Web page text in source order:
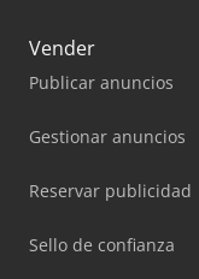
Vender
Publicar anuncios
Gestionar anuncios
Reservar publicidad
Sello de confianza